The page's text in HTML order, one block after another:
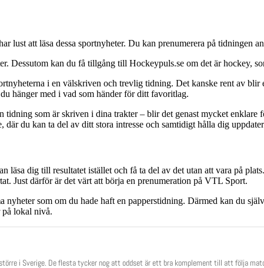
att läsa dessa sportnyheter. Du kan prenumerera på tidningen
Dessutom kan du få tillgång till Hockeypuls.se om det är hockey,
i en välskriven och trevlig tidning. Det kanske rent av
hänger med i vad som händer för ditt favoritlag.
som är skriven i dina trakter – blir det genast mycket enklare
du kan ta del av ditt stora intresse och samtidigt hålla dig
läsa dig till resultatet istället och få ta del av det utan att vara på
Just därför är det värt att börja en prenumeration på VTL Sport.
som om du hade haft en papperstidning. Därmed kan du
på lokal nivå.
i Sverige. De flesta tycker nog att oddset är ett bra komplement till att följa